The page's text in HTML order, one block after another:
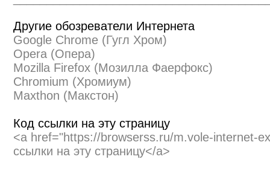
Другие обозреватели Интернета
Google Chrome (Гугл Хром)
Opera (Опера)
Mozilla Firefox (Мозилла Фаерфокс)
Chromium (Хромиум)
Maxthon (Макстон)
Код ссылки на эту страницу
<a href="https://browserss.ru/m.vole-internet-
ссылки на эту страницу</a>